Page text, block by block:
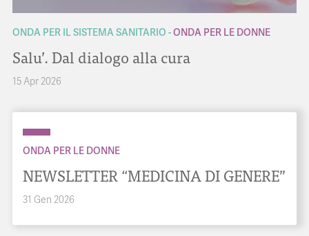
ONDA PER IL SISTEMA SANITARIO ONDA PER LE DONNE
Salu’. Dal dialogo alla cura
15 Apr 2026
ONDA PER LE DONNE
NEWSLETTER “MEDICINA DI GENERE”
31 Gen 2026